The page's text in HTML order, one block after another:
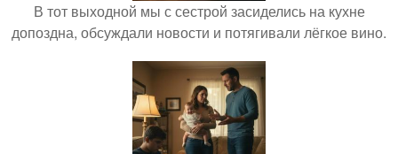
В тот выходной мы с сестрой засиделись на кухне
допоздна, обсуждали новости и потягивали лёгкое вино.